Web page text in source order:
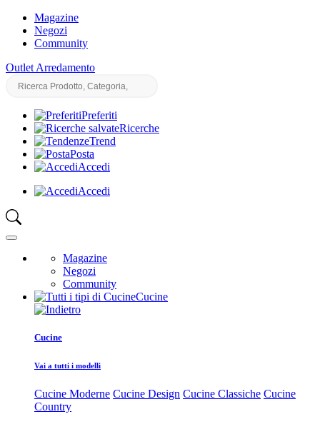
Magazine
Negozi
Community
Outlet Arredamento
Preferiti
Ricerche
Trend
Posta
Accedi
Accedi
Magazine
Negozi
Community
Cucine
Cucine
Vai a tutti i modelli
Cucine Moderne Cucine Design Cucine Classiche Cucine
Country